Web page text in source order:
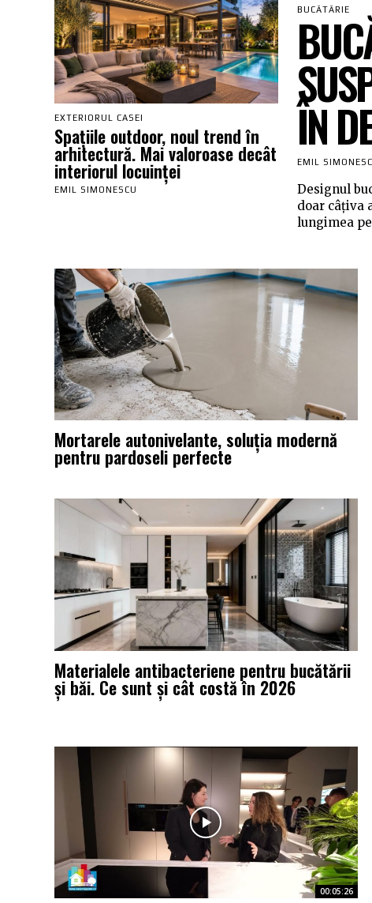
EXTERIORUL CASEI
Spațiile outdoor, noul trend în
arhitectură. Mai valoroase decât
interiorul locuinței
EMIL SIMONESCU
BUCĂTĂRIE
ÎN
EMIL
Designul
doar câțiva
lungimea
Mortarele autonivelante, soluția modernă
pentru pardoseli perfecte
Materialele antibacteriene pentru bucătării
și băi. Ce sunt și cât costă în 2026
00:05:26